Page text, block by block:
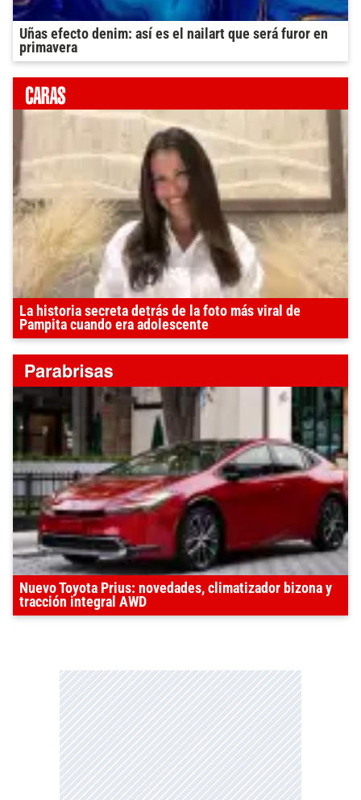
Uñas efecto denim: así es el nailart que será furor en
primavera
La historia secreta detrás de la foto más viral de
Pampita cuando era adolescente
Nuevo Toyota Prius: novedades, climatizador bizona y
tracción integral AWD